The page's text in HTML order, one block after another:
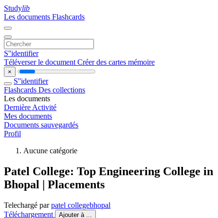
Studylib
Les documents Flashcards
S''identifier
Téléverser le document Créer des cartes mémoire
×
S''identifier
Flashcards Des collections
Les documents
Dernière Activité
Mes documents
Documents sauvegardés
Profil
Aucune catégorie
Patel College: Top Engineering College in
Bhopal | Placements
Telechargé parpatel collegebhopal
Téléchargement
Ajouter à ...